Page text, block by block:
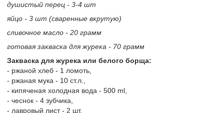
душистый перец - 3-4 шт
яйцо - 3 шт (сваренные вкрутую)
сливочное масло - 20 грамм
готовая закваска для журека - 70 грамм
Закваска для журека или белого борща:
- ржаной хлеб - 1 ломоть,
- ржаная мука - 10 ст.л.,
- кипяченая холодная вода - 500 ml,
- чеснок - 4 зубчика,
- лавровый лист - 2 шт,